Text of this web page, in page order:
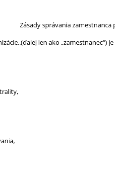
Zásady správania
len ako „zamestnanec“)